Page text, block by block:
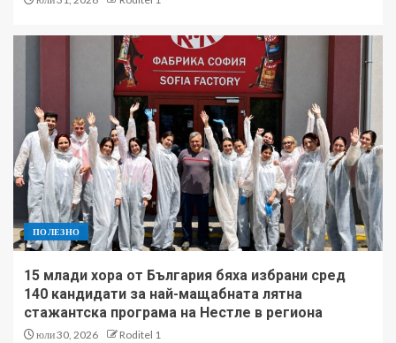
ПОЛЕЗНО
15 млади хора от България бяха избрани сред
140 кандидати за най-мащабната лятна
стажантска програма на Нестле в региона
юли 30, 2026 Roditel 1